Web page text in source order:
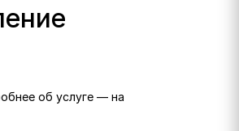
об услуге — на